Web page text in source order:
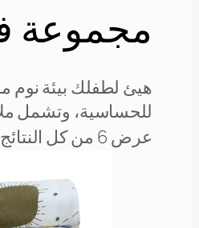
مجموعة
هيئ لطفلك بيئة نوم
للحساسية، وتشمل
عرض ⁦6⁩ من كل النتائج